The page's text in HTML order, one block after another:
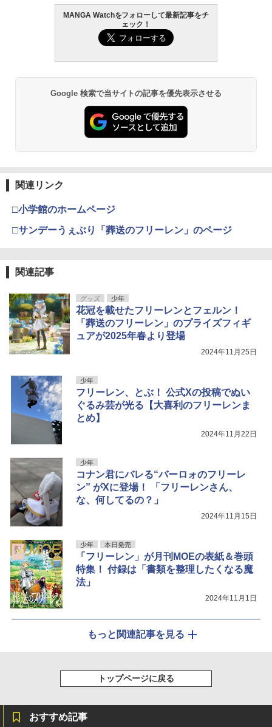
MANGA Watchをフォローして最新記事をチ
ェック！
Google 検索で当サイトの記事を優先表示させる
関連リンク
□小学館のホームページ
□サンデーうぇぶり「葬送のフリーレン」のページ
関連記事
グッズ 少年
花冠を載せたフリーレンとフェルン！
「葬送のフリーレン」のプライズフィギ
ュアが2025年春より登場
2024年11月25日
少年
フリーレン、とぶ！ 公式Xの投稿でぬい
ぐるみ芸が光る【大喜利のフリーレンま
とめ】
2024年11月22日
少年
コナン君にバレる“バーロォのフリーレ
ン” がXに登場！ 「フリーレンさん、
な、何してるの？」
2024年11月15日
少年 本日発売
「フリーレン」が月刊MOEの表紙＆巻頭
特集！ 付録は「書類を整理したくなる魔
法」
2024年11月1日
もっと関連記事を見る
トップページに戻る
おすすめ記事